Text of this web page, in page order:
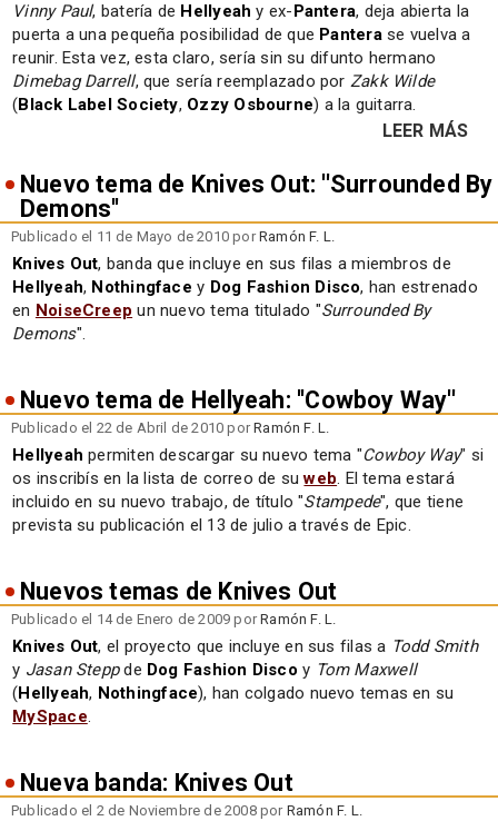
Vinny Paul, batería de Hellyeah y ex-Pantera, deja abierta la
puerta a una pequeña posibilidad de que Panterase vuelva a
reunir. Esta vez, esta claro, sería sin su difunto hermano
Dimebag Darrell, que sería reemplazado por Zakk Wilde
(Black Label Society, Ozzy Osbourne) a la guitarra.
LEER MÁS
Nuevo tema de Knives Out: ''Surrounded By
Demons''
Publicado el 11 de Mayo de 2010 porRamón F. L.
Knives Out, banda que incluye en sus filas a miembros de
Hellyeah, Nothingface y Dog Fashion Disco, han estrenado
en NoiseCreep un nuevo tema titulado "Surrounded By
Demons".
Nuevo tema de Hellyeah: ''Cowboy Way''
Publicado el 22 de Abril de 2010 porRamón F. L.
Hellyeah permiten descargar su nuevo tema "Cowboy Way" si
os inscribís en la lista de correo de suweb. El tema estará
incluido en su nuevo trabajo, de título "Stampede", que tiene
prevista su publicación el 13 de julio a través de Epic.
Nuevos temas de Knives Out
Publicado el 14 de Enero de 2009 porRamón F. L.
Knives Out, el proyecto que incluye en sus filas a Todd Smith
y Jasan Steppde Dog Fashion Disco y Tom Maxwell
(Hellyeah, Nothingface), han colgado nuevo temas en su
MySpace.
Nueva banda: Knives Out
Publicado el 2 de Noviembre de 2008 por Ramón F. L.